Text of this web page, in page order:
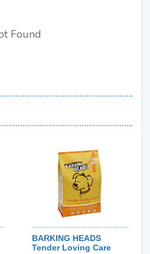
BARKING HEADS
Tender Loving Care